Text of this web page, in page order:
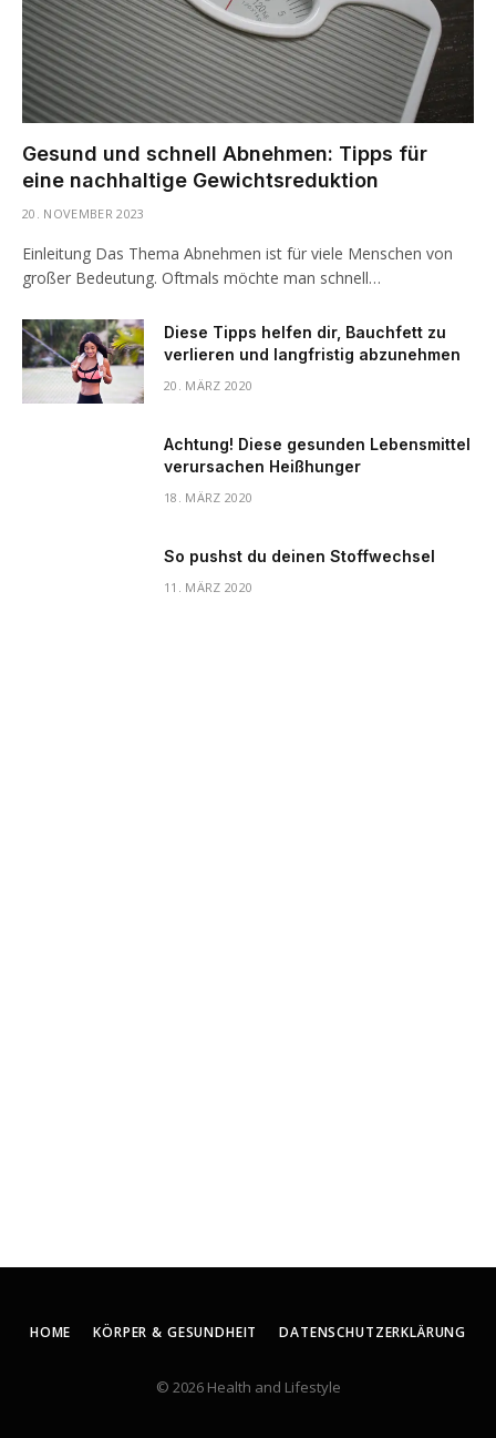
Gesund und schnell Abnehmen: Tipps für
eine nachhaltige Gewichtsreduktion
20. NOVEMBER 2023
Einleitung Das Thema Abnehmen ist für viele Menschen von
großer Bedeutung. Oftmals möchte man schnell…
Diese Tipps helfen dir, Bauchfett zu
verlieren und langfristig abzunehmen
20. MÄRZ 2020
Achtung! Diese gesunden Lebensmittel
verursachen Heißhunger
18. MÄRZ 2020
So pushst du deinen Stoffwechsel
11. MÄRZ 2020
HOME KÖRPER & GESUNDHEIT DATENSCHUTZERKLÄRUNG
© 2026 Health and Lifestyle